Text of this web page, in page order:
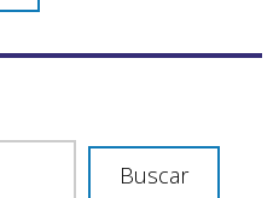
Buscar